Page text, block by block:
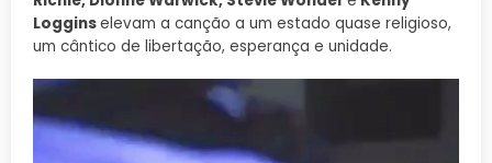
Logginselevam a canção a um estado quase religioso,
um cântico de libertação, esperança e unidade.